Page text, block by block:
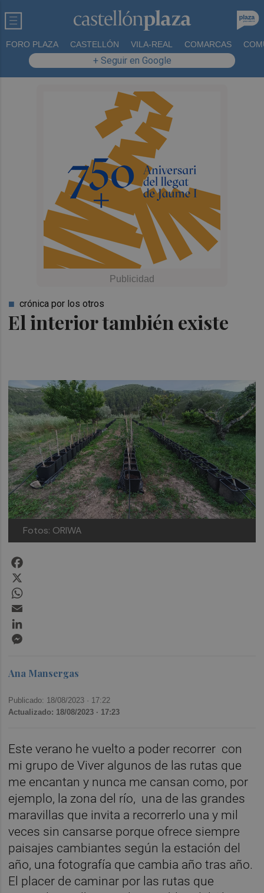
FORO PLAZA CASTELLÓN VILA-REAL COMARCAS
+ Seguir en Google
El interior también existe
crónica por los otros
Fotos: ORIWA
Ana Mansergas
Publicado: 18/08/2023 · 17:22
Actualizado: 18/08/2023 · 17:23
Este verano he vuelto a poder recorrer con
mi grupo de Viver algunos de las rutas que
me encantan y nunca me cansan como, por
ejemplo, la zona del río, una de las grandes
maravillas que invita a recorrerlo una y mil
veces sin cansarse porque ofrece siempre
paisajes cambiantes según la estación del
año, una fotografía que cambia año tras año.
El placer de caminar por las rutas que